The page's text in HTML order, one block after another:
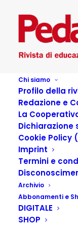
Chi siamo
Profilo della
Redazione e
La
Dichiarazione
Cookie Policy
Imprint
Termini e
Archivio
Abbonamenti e
DIGITALE
SHOP
ancora